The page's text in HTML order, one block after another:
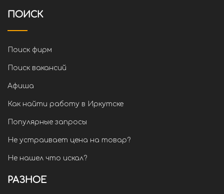
ПОИСК
Поиск фирм
Поиск вакансий
Афиша
Как найти работу в Иркутске
Популярные запросы
Не устраивает цена на товар?
Не нашел что искал?
РАЗНОЕ